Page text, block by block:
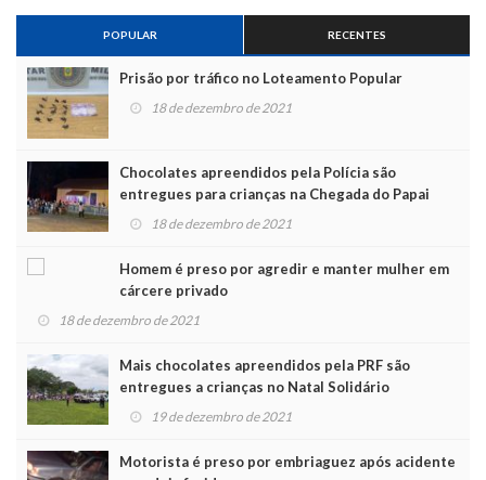
POPULAR RECENTES
Prisão por tráfico no Loteamento Popular
18 de dezembro de 2021
Chocolates apreendidos pela Polícia são
entregues para crianças na Chegada do Papai
Noel
18 de dezembro de 2021
Homem é preso por agredir e manter mulher em
cárcere privado
18 de dezembro de 2021
Mais chocolates apreendidos pela PRF são
entregues a crianças no Natal Solidário
19 de dezembro de 2021
Motorista é preso por embriaguez após acidente